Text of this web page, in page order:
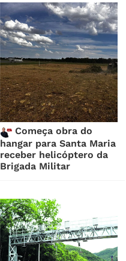
Começa obra do
hangar para Santa Maria
receber helicóptero da
Brigada Militar